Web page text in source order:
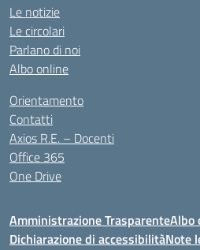
Le notizie
Le circolari
Parlano di noi
Albo online
Orientamento
Contatti
Axios R.E. – Docenti
Office 365
One Drive
Amministrazione TrasparenteAlbo
Dichiarazione di accessibilitàNote